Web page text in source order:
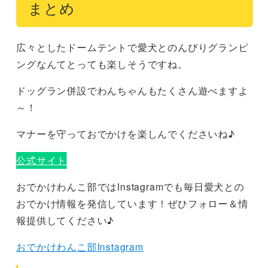
まとめ
広々としたドームテントで愛犬とのんびりグランピ
ングなんてとっても楽しそうですね。
ドッグラン併設でわんちゃんもたくさん遊べますよ
～！
マナーを守っておでかけを楽しんでくださいね♪
公式サイト
おでかけわんこ部ではInstagramでも毎日愛犬との
おでかけ情報を発信しています！ぜひフォロー＆情
報提供してください♪
おでかけわんこ部Instagram